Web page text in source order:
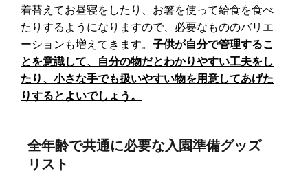
着替えてお昼寝をしたり、お箸を使って給食を食べ
たりするようになりますので、必要なもののバリエ
ーションも増えてきます。 子供が自分で管理するこ
とを意識して、自分の物だとわかりやすい工夫をし
たり、小さな手でも扱いやすい物を用意してあげた
りするとよいでしょう。
全年齢で共通に必要な入園準備グッズ
リスト